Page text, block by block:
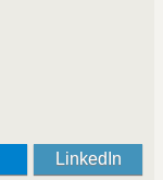
LinkedIn